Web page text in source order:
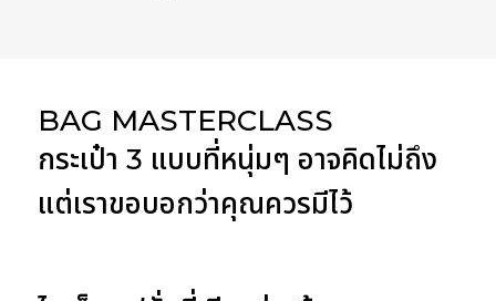
BAG MASTERCLASS
กระเป๋า 3 แบบที่หนุ่มๆ อาจคิดไม่ถึง
แต่เราขอบอกว่าคุณควรมีไว้